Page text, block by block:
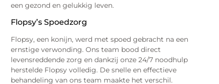
een gezond en gelukkig leven.
Flopsy’s Spoedzorg
Flopsy, een konijn, werd met spoed gebracht na een
ernstige verwonding. Ons team bood direct
levensreddende zorg en dankzij onze 24/7 noodhulp
herstelde Flopsy volledig. De snelle en effectieve
behandeling van ons team maakte het verschil.